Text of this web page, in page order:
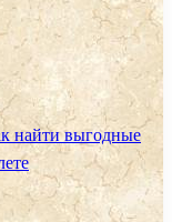
найти выгодные